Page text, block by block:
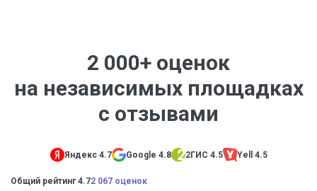
2 000+ оценок
на независимых площадках
с отзывами
Яндекс 4.7 Google 4.8 2ГИС 4.5 Yell 4.5
Общий рейтинг 4.72 067 оценок